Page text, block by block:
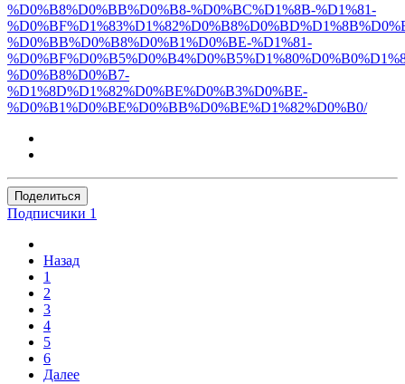
%D0%B8%D0%BB%D0%B8-%D0%BC%D1%8B-%D1%81-
%D0%BB%D0%B8%D0%B1%D0%BE-%D1%81-
%D0%B8%D0%B7-
%D1%8D%D1%82%D0%BE%D0%B3%D0%BE-
%D0%B1%D0%BE%D0%BB%D0%BE%D1%82%D0%B0/
Поделиться
Подписчики 1
Назад
1
2
3
4
5
6
Далее